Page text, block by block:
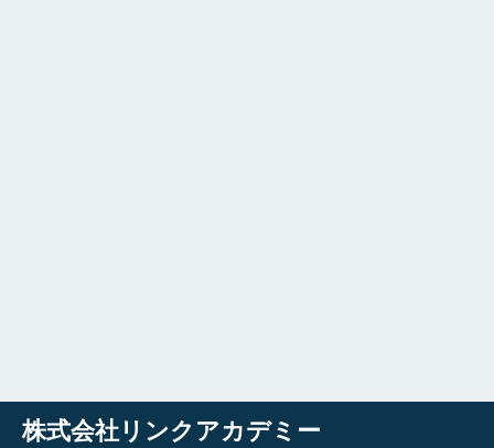
株式会社リンクアカデミー